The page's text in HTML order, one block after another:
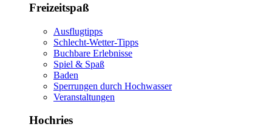
Freizeitspaß
Ausflugtipps
Schlecht-Wetter-Tipps
Buchbare Erlebnisse
Spiel & Spaß
Baden
Sperrungen durch Hochwasser
Veranstaltungen
Hochries